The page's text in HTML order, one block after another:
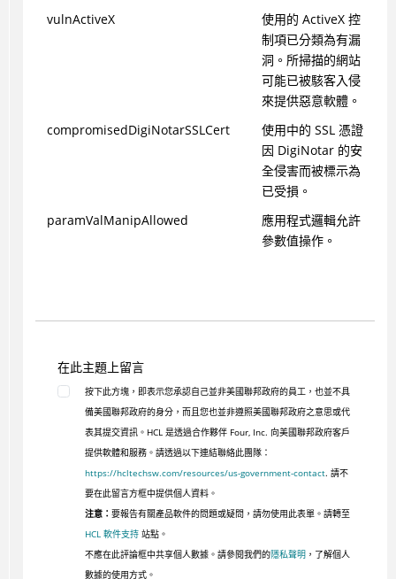
vulnActiveX
使用的 ActiveX 控
制項已分類為有漏
洞。所掃描的網站
可能已被駭客入侵
來提供惡意軟體。
compromisedDigiNotarSSLCert
使用中的 SSL 憑證
因 DigiNotar 的安
全侵害而被標示為
已受損。
paramValManipAllowed
應用程式邏輯允許
參數值操作。
在此主題上留言
按下此方塊，即表示您承認自己並非美國聯邦政府的員工，也並不具
備美國聯邦政府的身分，而且您也並非遵照美國聯邦政府之意思或代
表其提交資訊。HCL 是透過合作夥伴 Four, Inc. 向美國聯邦政府客戶
提供軟體和服務。請透過以下連結聯絡此團隊：
https://hcltechsw.com/resources/us-government-contact. 請不
要在此留言方框中提供個人資料。
注意： 要報告有關產品軟件的問題或疑問，請勿使用此表單。請轉至
HCL 軟件支持站點。
不應在此評論框中共享個人數據。請參閱我們的隱私聲明 ，了解個人
數據的使用方式。